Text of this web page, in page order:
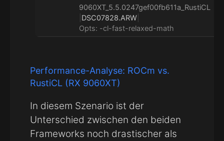
9060XT_5.5.0247gef00fb611a_RustiCL
DSC07828.ARW
Opts: -cl-fast-relaxed-math
Performance-Analyse: ROCm vs.
RustiCL (RX 9060XT)
In diesem Szenario ist der
Unterschied zwischen den beiden
Frameworks noch drastischer als